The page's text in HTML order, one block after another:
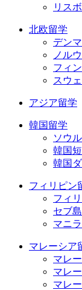
リス
北欧留学
デン
ノル
フィ
スウ
アジア留学
韓国留学
ソウ
韓国
韓国
フィリピン
フィ
セブ
マニ
マレーシア
マレ
マレ
マレ